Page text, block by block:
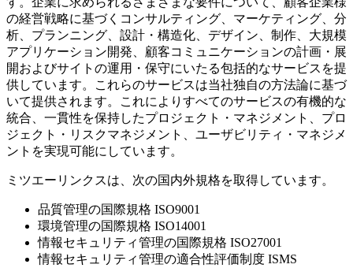
の経営戦略に基づくコンサルティング、マーケティング、分
析、プランニング、設計・構造化、デザイン、制作、大規模
アプリケーション開発、顧客コミュニケーションの計画・展
開およびサイトの運用・保守にいたる包括的なサービスを提
供しています。これらのサービスは当社独自の方法論に基づ
いて提供されます。これによりすべてのサービスの有機的な
統合、一貫性を保持したプロジェクト・マネジメント、プロ
ジェクト・リスクマネジメント、ユーザビリティ・マネジメ
ントを実現可能にしています。
ミツエーリンクスは、次の国内外規格を取得しています。
品質管理の国際規格 ISO9001
環境管理の国際規格 ISO14001
情報セキュリティ管理の国際規格 ISO27001
情報セキュリティ管理の適合性評価制度 ISMS